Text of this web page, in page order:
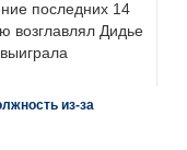
последних 14
возглавлял Дидье
из-за